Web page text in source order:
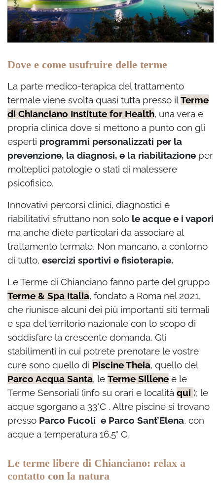
Dove e come usufruire delle terme
La parte medico-terapica del trattamento
termale viene svolta quasi tutta presso ilTerme
di Chianciano Institute for Health, una vera e
propria clinica dove si mettono a punto con gli
esperti programmi personalizzati per la
prevenzione, la diagnosi, e la riabilitazione per
molteplici patologie o stati di malessere
psicofisico.
Innovativi percorsi clinici, diagnostici e
riabilitativi sfruttano non solo le acque e i vapori
ma anche diete particolari da associare al
trattamento termale. Non mancano, a contorno
di tutto, esercizi sportivi e fisioterapie.
Le Terme di Chianciano fanno parte del gruppo
Terme & Spa Italia, fondato a Roma nel 2021,
che riunisce alcuni dei più importanti siti termali
e spa del territorio nazionale con lo scopo di
soddisfare la crescente domanda. Gli
stabilimenti in cui potrete prenotare le vostre
cure sono quello di Piscine Theia, quello del
Parco Acqua Santa, le Terme Sillene e le
Terme Sensoriali (info su orari e località qui ); le
acque sgorgano a 33°C . Altre piscine si trovano
presso Parco Fucoli e Parco Sant’Elena, con
acque a temperatura 16,5° C.
Le terme libere di Chianciano: relax a
contatto con la natura